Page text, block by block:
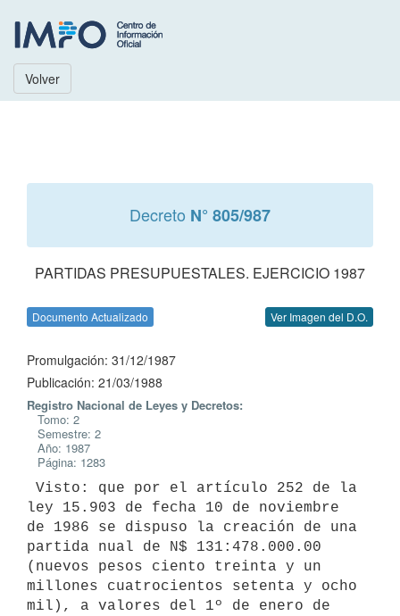
Volver
Decreto N° 805/987
PARTIDAS PRESUPUESTALES. EJERCICIO 1987
Documento Actualizado Ver Imagen del D.O.
Promulgación: 31/12/1987
Publicación: 21/03/1988
Registro Nacional de Leyes y Decretos:
Tomo: 2
Semestre: 2
Año: 1987
Página: 1283
ley 15.903 de fecha 10 de noviembre
de 1986 se dispuso la creación de una
partida nual de N$ 131:478.000.00
(nuevos pesos ciento treinta y un
millones cuatrocientos setenta y ocho
mil), a valores del 1º de enero de